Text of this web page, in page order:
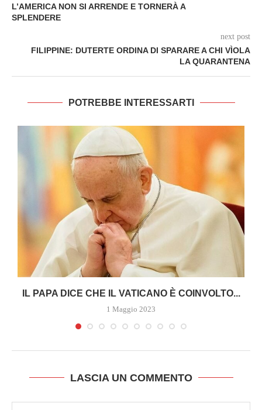
L’AMERICA NON SI ARRENDE E TORNERÀ A
SPLENDERE
next post
FILIPPINE: DUTERTE ORDINA DI SPARARE A CHI VÌOLA
LA QUARANTENA
POTREBBE INTERESSARTI
IL PAPA DICE CHE IL VATICANO È COINVOLTO...
1 Maggio 2023
LASCIA UN COMMENTO